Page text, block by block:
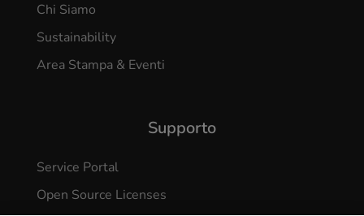
Chi Siamo
Sustainability
Area Stampa & Eventi
Supporto
Service Portal
Open Source Licenses